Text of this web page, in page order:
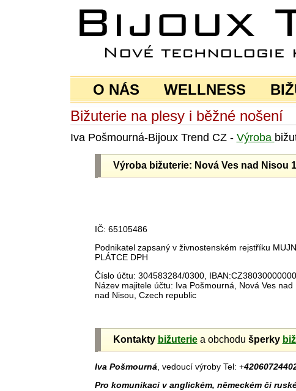
O NÁS WELLNESS
Bižuterie na plesy i běžné nošení
Iva Pošmourná-Bijoux Trend CZ - Výroba
Výroba bižuterie: Nová Ves nad Nisou
IČ: 65105486
Podnikatel zapsaný v živnostenském rejstříku
PLÁTCE DPH
Číslo účtu: 304583284/0300,
Název majitele účtu: Iva Pošmourná, Nová Ves
nad Nisou, Czech republic
Kontakty bižuteriea obchodu šperky
Iva Pošmourná, vedoucí výroby Tel: +
Pro komunikaci v anglickém, německém či